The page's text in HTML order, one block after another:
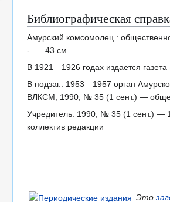
Библиографическая
Амурский комсомолец :
-. — 43 см.
В 1921—1926 годах издается
В подзаг.: 1953—1957 орган
ВЛКСМ; 1990, № 35 (1 сент.) —
Учредитель: 1990, № 35 (1 сент.) —
коллектив редакции
Это